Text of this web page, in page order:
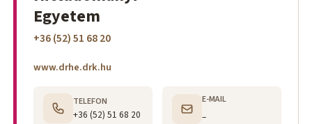
Egyetem
+36 (52) 51 68 20
www.drhe.drk.hu
TELEFON
+36 (52) 51 68 20
E-MAIL
–